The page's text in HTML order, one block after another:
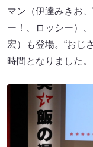
マン（伊達みきお
ー！、ロッシー）
宏）も登場。“おじ
時間となりました。